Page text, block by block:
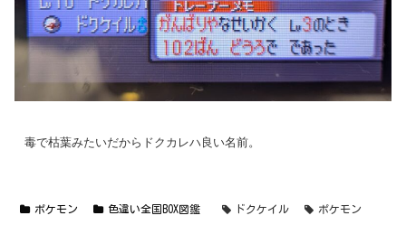
毒で枯葉みたいだからドクカレハ良い名前。
ポケモン 色違い全国BOX図鑑 ドクケイル ポケモン